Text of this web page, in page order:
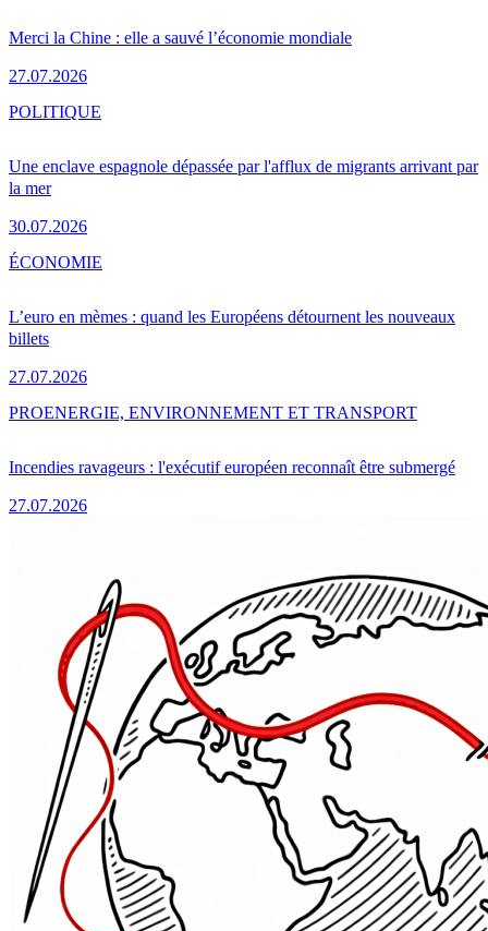
Merci la Chine : elle a sauvé l’économie mondiale
27.07.2026
Une enclave espagnole dépassée par l'afflux de migrants arrivant par
la mer
30.07.2026
POLITIQUE
L’euro en mèmes : quand les Européens détournent les nouveaux
billets
27.07.2026
ÉCONOMIE
Incendies ravageurs : l'exécutif européen reconnaît être submergé
27.07.2026
PROENERGIE, ENVIRONNEMENT ET TRANSPORT